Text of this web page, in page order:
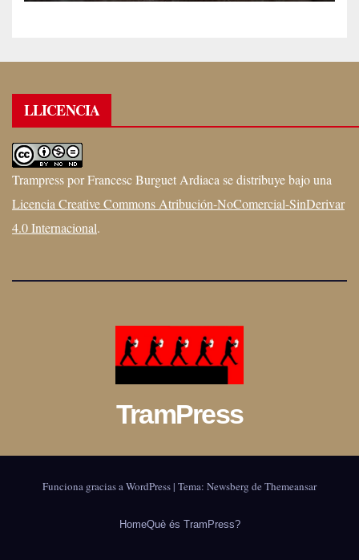
LLICENCIA
TrampressporFrancesc Burguet Ardiacase distribuye bajo una
Licencia Creative Commons Atribución-NoComercial-SinDerivar
4.0 Internacional.
TramPress
Funciona gracias a WordPress| Tema: Newsberg de Themeansar
HomeQuè és TramPress?